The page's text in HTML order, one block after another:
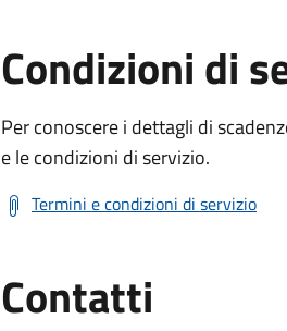
Condizioni di
Per conoscere i dettagli di
e le condizioni di servizio.
Termini e condizioni di servizio
Contatti